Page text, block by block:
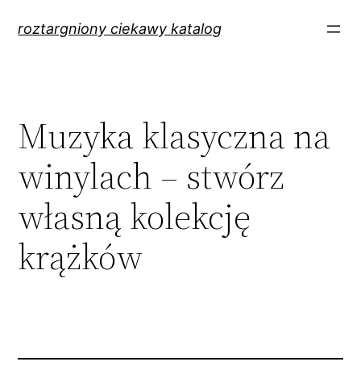
roztargniony ciekawy katalog
Muzyka klasyczna na
winylach – stwórz
własną kolekcję
krążków